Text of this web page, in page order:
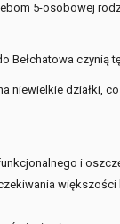
5-osobowej
czynią
niewielkie działki,
i
większości